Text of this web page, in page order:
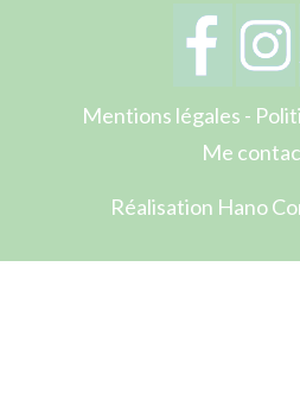
Mentions légales -
Me
Réalisation Hano